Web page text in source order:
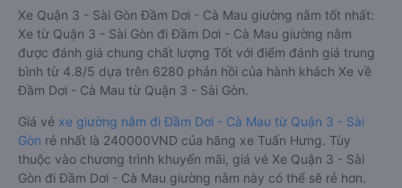
Xe Quận 3 - Sài Gòn Đầm Dơi - Cà Mau giường nằm tốt nhất:
Xe từ Quận 3 - Sài Gòn đi Đầm Dơi - Cà Mau giường nằm
được đánh giá chung chất lượng Tốt với điểm đánh giá trung
bình từ 4.8/5 dựa trên 6280 phản hồi của hành khách Xe về
Đầm Dơi - Cà Mau từ Quận 3 - Sài Gòn.
Giá vé xe giường nằm đi Đầm Dơi - Cà Mau từ Quận 3 - Sài
Gòn rẻ nhất là 240000VND của hãng xe Tuấn Hưng. Tùy
thuộc vào chương trình khuyến mãi, giá vé Xe Quận 3 - Sài
Gòn đi Đầm Dơi - Cà Mau giường nằm này có thể sẽ rẻ hơn.